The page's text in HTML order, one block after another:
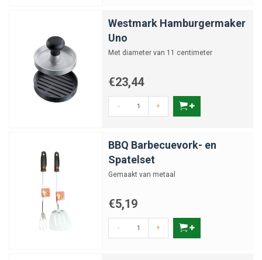
Westmark Hamburgermaker
Uno
Met diameter van 11 centimeter
€23,44
- +
BBQ Barbecuevork- en
Spatelset
Gemaakt van metaal
€5,19
- +